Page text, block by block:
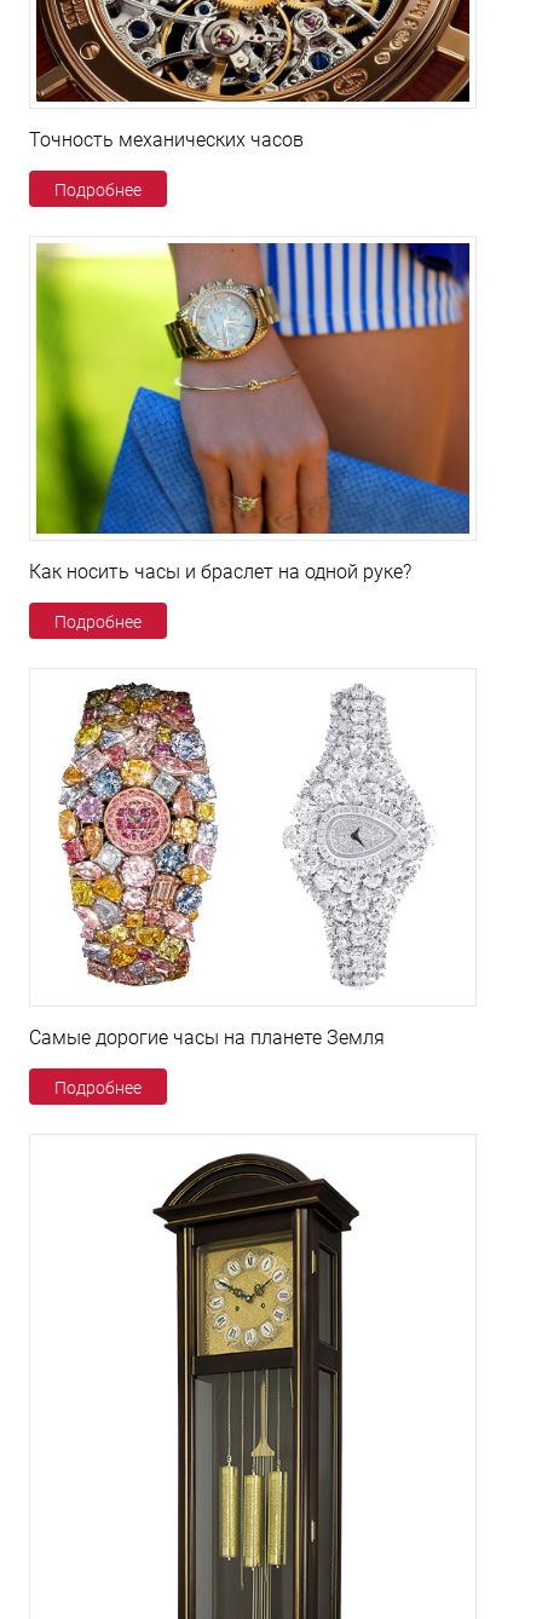
Точность механических часов
Подробнее
Как носить часы и браслет на одной руке?
Подробнее
Самые дорогие часы на планете Земля
Подробнее